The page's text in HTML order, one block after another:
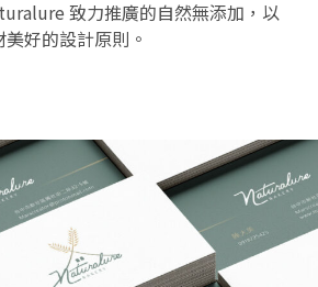
致力推廣的自然無添加，以
好的設計原則。